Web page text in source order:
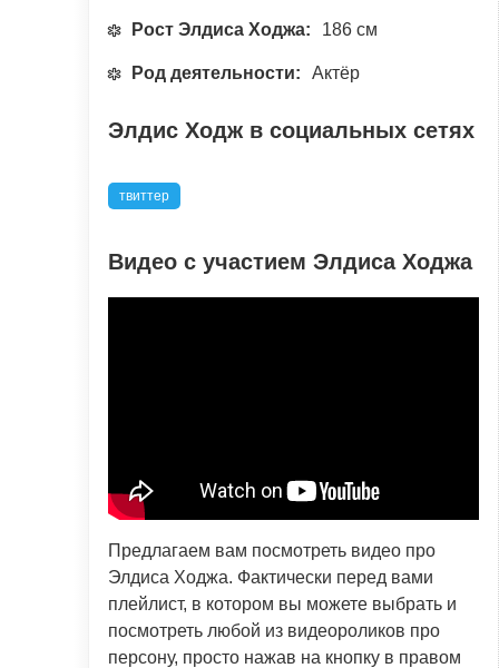
Рост Элдиса Ходжа: 186 см
Род деятельности: Актёр
Элдис Ходж в социальных сетях
твиттер
Видео с участием Элдиса Ходжа
Предлагаем вам посмотреть видео про
Элдиса Ходжа. Фактически перед вами
плейлист, в котором вы можете выбрать и
посмотреть любой из видеороликов про
персону, просто нажав на кнопку в правом